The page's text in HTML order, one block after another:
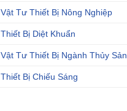
Vật Tư Thiết Bị Nông Nghiệp
Thiết Bị Diệt Khuẩn
Vật Tư Thiết Bị Ngành Thủy Sản
Thiết Bị Chiếu Sáng